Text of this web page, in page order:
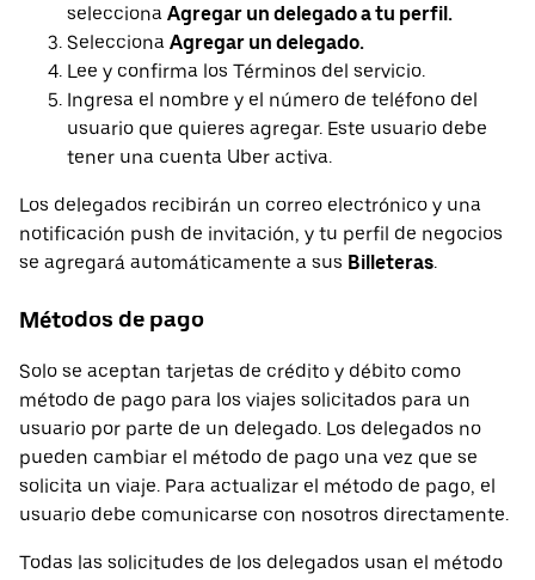
selecciona Agregar un delegado a tu perfil.
Selecciona Agregar un delegado.
Lee y confirma los Términos del servicio.
Ingresa el nombre y el número de teléfono del
usuario que quieres agregar. Este usuario debe
tener una cuenta Uber activa.
Los delegados recibirán un correo electrónico y una
notificación push de invitación, y tu perfil de negocios
se agregará automáticamente a sus Billeteras.
Métodos de pago
Solo se aceptan tarjetas de crédito y débito como
método de pago para los viajes solicitados para un
usuario por parte de un delegado. Los delegados no
pueden cambiar el método de pago una vez que se
solicita un viaje. Para actualizar el método de pago, el
usuario debe comunicarse con nosotros directamente.
Todas las solicitudes de los delegados usan el método